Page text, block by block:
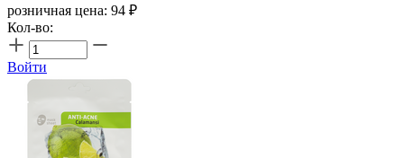
розничная цена: 94 ₽
Кол-во:
Войти